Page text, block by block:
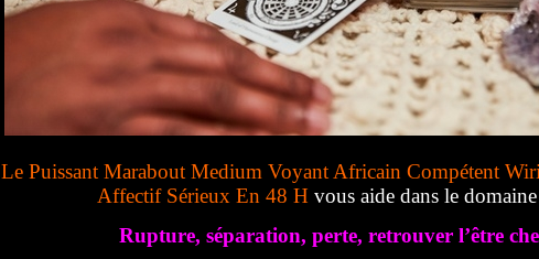
Le Puissant Marabout Medium Voyant Africain Compétent
Affectif Sérieux En 48 H vous aide dans le
Rupture, séparation, perte, retrouver l’être